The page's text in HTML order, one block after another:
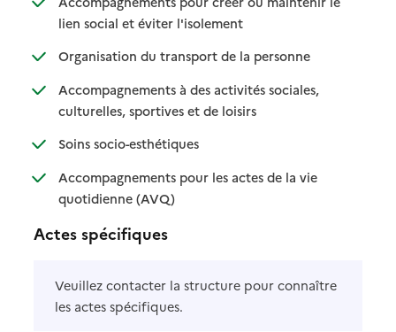
lien social et éviter l'isolement: disponible
: non disponible
Organisation du transport de la personne: disponible
: non disponible
Accompagnements à des activités sociales,
culturelles, sportives et de loisirs: disponible
: non disponible
Soins socio-esthétiques: disponible
: non disponible
Accompagnements pour les actes de la vie
quotidienne (AVQ): disponible
: non disponible
Actes spécifiques
Veuillez contacter la structure pour connaître
les actes spécifiques.